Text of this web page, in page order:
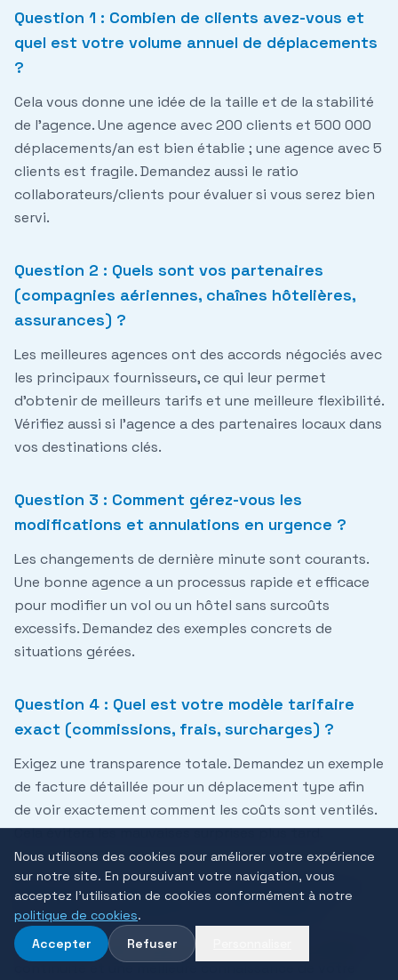
Question 1 : Combien de clients avez-vous et
quel est votre volume annuel de déplacements
?
Cela vous donne une idée de la taille et de la stabilité
de l'agence. Une agence avec 200 clients et 500 000
déplacements/an est bien établie ; une agence avec 5
clients est fragile. Demandez aussi le ratio
collaborateurs/clients pour évaluer si vous serez bien
servi.
Question 2 : Quels sont vos partenaires
(compagnies aériennes, chaînes hôtelières,
assurances) ?
Les meilleures agences ont des accords négociés avec
les principaux fournisseurs, ce qui leur permet
d'obtenir de meilleurs tarifs et une meilleure flexibilité.
Vérifiez aussi si l'agence a des partenaires locaux dans
vos destinations clés.
Question 3 : Comment gérez-vous les
modifications et annulations en urgence ?
Les changements de dernière minute sont courants.
Une bonne agence a un processus rapide et efficace
pour modifier un vol ou un hôtel sans surcoûts
excessifs. Demandez des exemples concrets de
situations gérées.
Question 4 : Quel est votre modèle tarifaire
exact (commissions, frais, surcharges) ?
Exigez une transparence totale. Demandez un exemple
de facture détaillée pour un déplacement type afin
de voir exactement comment les coûts sont ventilés.
Cela évitera les mauvaises surprises plus tard.
Question 5 : Avez-vous une équipe dédiée ou
un support mutualisé pour mon compte ?
Une équipe dédiée (même petite) offre une meilleure
continuité et une meilleure connaissance de votre
Nous utilisons des cookies pour améliorer votre expérience
sur notre site. En poursuivant votre navigation, vous
acceptez l'utilisation de cookies conformément à notre
politique de cookies.
Accepter
Refuser